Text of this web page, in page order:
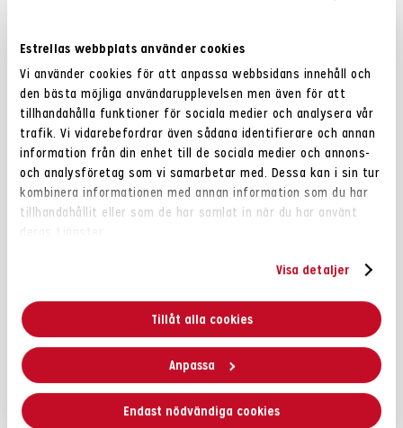
Estrellas webbplats använder cookies
Vi använder cookies för att anpassa webbsidans innehåll och
den bästa möjliga användarupplevelsen men även för att
tillhandahålla funktioner för sociala medier och analysera vår
trafik. Vi vidarebefordrar även sådana identifierare och annan
information från din enhet till de sociala medier och annons-
och analysföretag som vi samarbetar med. Dessa kan i sin tur
kombinera informationen med annan information som du har
tillhandahållit eller som de har samlat in när du har använt
Visa detaljer
Tillåt alla cookies
Anpassa
Endast nödvändiga cookies
produkter?
För oss är inte själva märkningen det viktiga. Vi har
börjat mäta våra produkters klimatpåverkan och börjat
med våra storsäljare inom chips och linschips. De står
för en stor del av försäljningen och klimatavtrycket för
chips varierar inte så mycket beroende på sort. Siffran
är viktig för att vi ska få bra koll på hur vi kan fortsätta